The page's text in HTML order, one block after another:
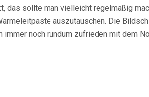
das sollte man vielleicht regelmäßig
auszutauschen. Die
immer noch rundum zufrieden mit dem